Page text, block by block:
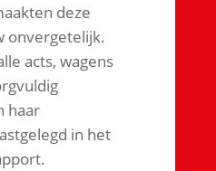
deze
onvergetelijk.
acts, wagens
haar
in het